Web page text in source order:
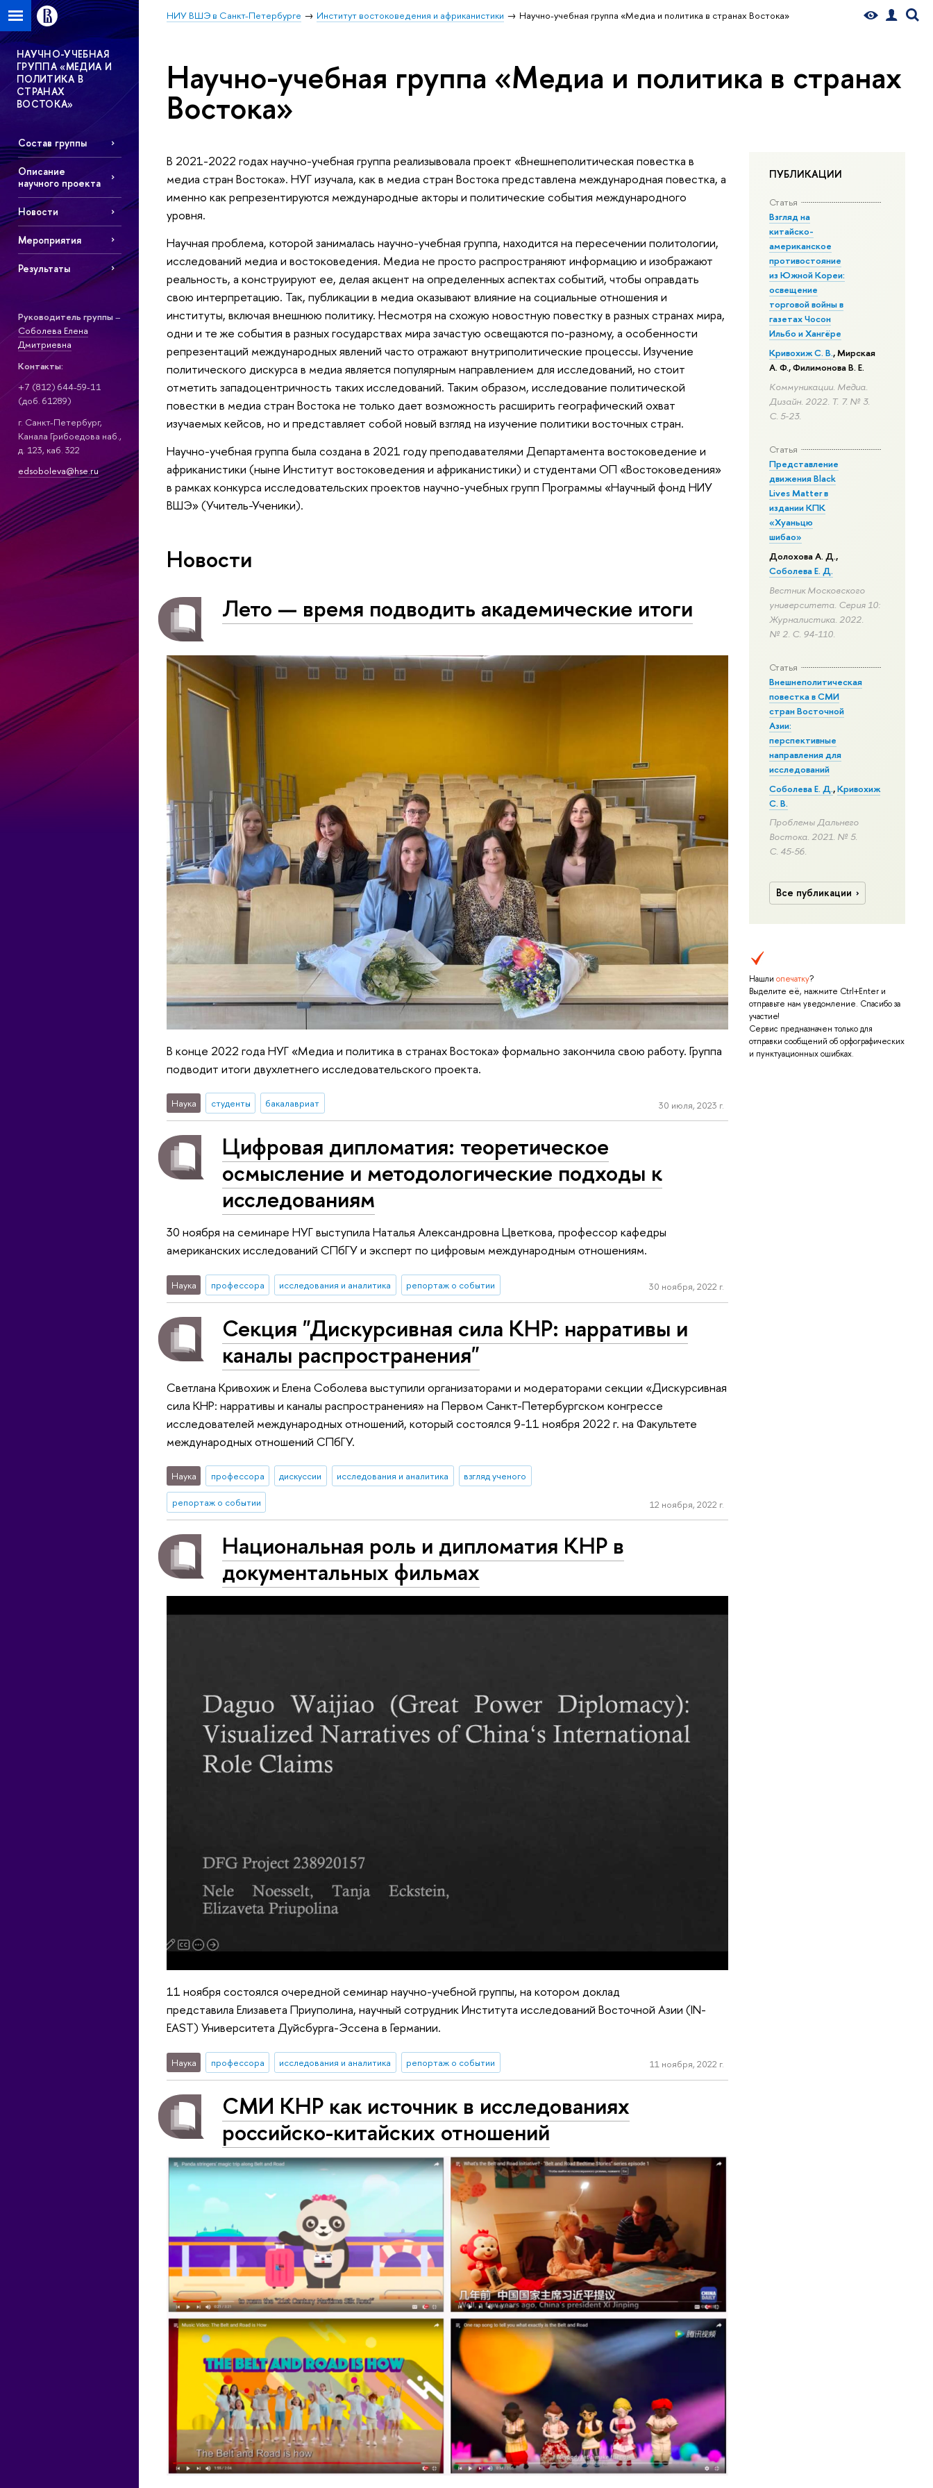
НИУ ВШЭ в Санкт-Петербурге Институт востоковедения и африканистики Научно-учебная группа «Медиа и политика в странах Востока»
НАУЧНО-УЧЕБНАЯ
ГРУППА «МЕДИА И
ПОЛИТИКА В
СТРАНАХ
ВОСТОКА»
Состав группы
Описание
научного проекта
Новости
Мероприятия
Результаты
Руководитель группы–
Соболева Елена
Дмитриевна
Контакты:
+7 (812) 644-59-11
(доб. 61289)
г. Санкт-Петербург,
Канала Грибоедова наб.,
д. 123, каб. 322
edsoboleva@hse.ru
Научно-учебная группа «Медиа и политика в странах
Востока»
ПУБЛИКАЦИИ
Статья
Взгляд на
китайско-
американское
противостояние
из Южной Кореи:
освещение
торговой войны в
газетах Чосон
Ильбо и Хангёре
Кривохиж С. В.,Мирская
А. Ф.,Филимонова В. Е.
Коммуникации. Медиа.
Дизайн. 2022. Т. 7. № 3.
С. 5-23.
Статья
Представление
движения Black
Lives Matter в
издании КПК
«Хуаньцю
шибао»
Долохова А. Д.,
Соболева Е. Д.
Вестник Московского
университета. Серия 10:
Журналистика. 2022.
№ 2. С. 94-110.
Статья
Внешнеполитическая
повестка в СМИ
стран Восточной
Азии:
перспективные
направления для
исследований
Соболева Е. Д.,Кривохиж
С. В.
Проблемы Дальнего
Востока. 2021. № 5.
С. 45-56.
Все публикации
Нашли опечатку?
Выделите её, нажмите Ctrl+Enter и
отправьте нам уведомление. Спасибо за
участие!
Сервис предназначен только для
отправки сообщений об орфографических
и пунктуационных ошибках.
В 2021-2022 годах научно-учебная группа реализывовала проект «Внешнеполитическая повестка в
медиа стран Востока». НУГ изучала, как в медиа стран Востока представлена международная повестка, а
именно как репрезентируются международные акторы и политические события международного
уровня.
Научная проблема, которой занималась научно-учебная группа, находится на пересечении политологии,
исследований медиа и востоковедения. Медиа не просто распространяют информацию и изображают
реальность, а конструируют ее, делая акцент на определенных аспектах событий, чтобы оправдать
свою интерпретацию. Так, публикации в медиа оказывают влияние на социальные отношения и
институты, включая внешнюю политику. Несмотря на схожую новостную повестку в разных странах мира,
одни и те же события в разных государствах мира зачастую освещаются по-разному, а особенности
репрезентаций международных явлений часто отражают внутриполитические процессы. Изучение
политического дискурса в медиа является популярным направлением для исследований, но стоит
отметить западоцентричность таких исследований. Таким образом, исследование политической
повестки в медиа стран Востока не только дает возможность расширить географический охват
изучаемых кейсов, но и представляет собой новый взгляд на изучение политики восточных стран.
Научно-учебная группа была создана в 2021 году преподавателями Департамента востоковедение и
африканистики (ныне Институт востоковедения и африканистики) и студентами ОП «Востоковедения»
в рамках конкурса исследовательских проектов научно-учебных групп Программы «Научный фонд НИУ
ВШЭ» (Учитель-Ученики).
Новости
Лето — время подводить академические итоги
В конце 2022 года НУГ «Медиа и политика в странах Востока» формально закончила свою работу. Группа
подводит итоги двухлетнего исследовательского проекта.
Наука студенты бакалавриат 30 июля, 2023 г.
Цифровая дипломатия: теоретическое
осмысление и методологические подходы к
исследованиям
30 ноября на семинаре НУГ выступила Наталья Александровна Цветкова, профессор кафедры
американских исследований СПбГУ и эксперт по цифровым международным отношениям.
Наука профессора исследования и аналитика репортаж о событии 30 ноября, 2022 г.
Секция "Дискурсивная сила КНР: нарративы и
каналы распространения"
Светлана Кривохиж и Елена Соболева выступили организаторами и модераторами секции «Дискурсивная
сила КНР: нарративы и каналы распространения» на Первом Санкт-Петербургском конгрессе
исследователей международных отношений, который состоялся 9-11 ноября 2022 г. на Факультете
международных отношений СПбГУ.
Наука профессора дискуссии исследования и аналитика взгляд ученого
репортаж о событии 12 ноября, 2022 г.
Национальная роль и дипломатия КНР в
документальных фильмах
11 ноября состоялся очередной семинар научно-учебной группы, на котором доклад
представила Елизавета Приуполина, научный сотрудник Института исследований Восточной Азии (IN-
EAST) Университета Дуйсбурга-Эссена в Германии.
Наука профессора исследования и аналитика репортаж о событии 11 ноября, 2022 г.
СМИ КНР как источник в исследованиях
российско-китайских отношений